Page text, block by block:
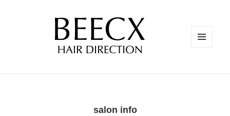
salon info